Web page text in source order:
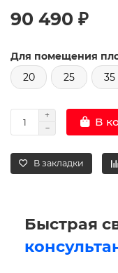
90 490 ₽
Для помещения
20
25 35
В
В закладки
Быстрая